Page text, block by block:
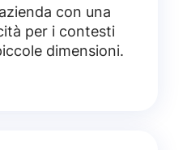
con una
per i contesti
dimensioni.